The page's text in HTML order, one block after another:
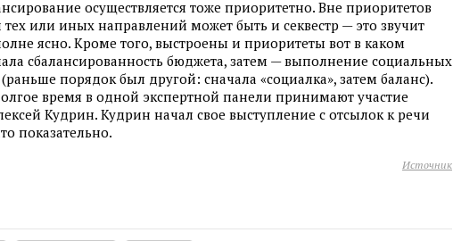
осуществляется тоже приоритетно. Вне приоритетов
или иных направлений может быть и секвестр — это звучит
ясно. Кроме того, выстроены и приоритеты вот в каком
сбалансированность бюджета, затем — выполнение социальных
(раньше порядок был другой: сначала «социалка», затем баланс).
время в одной экспертной панели принимают участие
Кудрин. Кудрин начал свое выступление с отсылок к речи
показательно.
Источник